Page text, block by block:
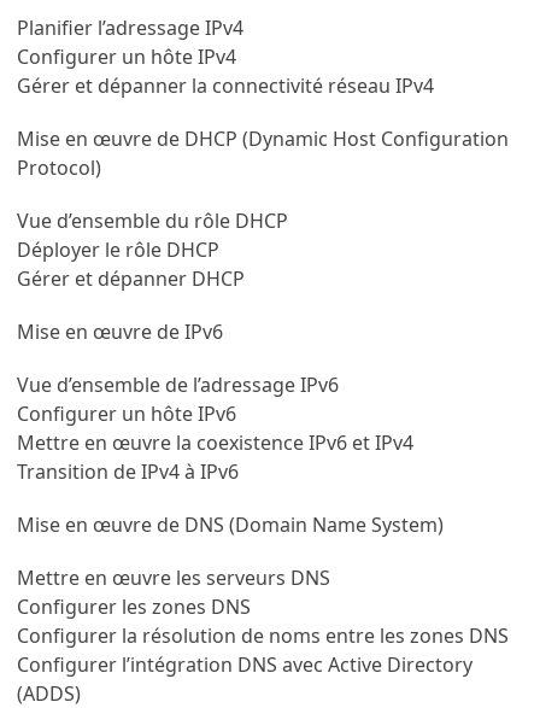
Planifier l’adressage IPv4
Configurer un hôte IPv4
Gérer et dépanner la connectivité réseau IPv4
Mise en œuvre de DHCP (Dynamic Host Configuration
Protocol)
Vue d’ensemble du rôle DHCP
Déployer le rôle DHCP
Gérer et dépanner DHCP
Mise en œuvre de IPv6
Vue d’ensemble de l’adressage IPv6
Configurer un hôte IPv6
Mettre en œuvre la coexistence IPv6 et IPv4
Transition de IPv4 à IPv6
Mise en œuvre de DNS (Domain Name System)
Mettre en œuvre les serveurs DNS
Configurer les zones DNS
Configurer la résolution de noms entre les zones DNS
Configurer l’intégration DNS avec Active Directory
(ADDS)